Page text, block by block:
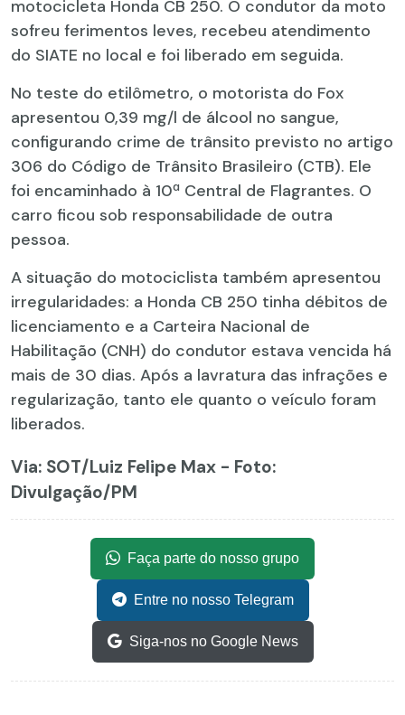
motocicleta Honda CB 250. O condutor da moto
sofreu ferimentos leves, recebeu atendimento
do SIATE no local e foi liberado em seguida.
No teste do etilômetro, o motorista do Fox
apresentou 0,39 mg/l de álcool no sangue,
configurando crime de trânsito previsto no artigo
306 do Código de Trânsito Brasileiro (CTB). Ele
foi encaminhado à 10ª Central de Flagrantes. O
carro ficou sob responsabilidade de outra
pessoa.
A situação do motociclista também apresentou
irregularidades: a Honda CB 250 tinha débitos de
licenciamento e a Carteira Nacional de
Habilitação (CNH) do condutor estava vencida há
mais de 30 dias. Após a lavratura das infrações e
regularização, tanto ele quanto o veículo foram
liberados.
Via: SOT/Luiz Felipe Max - Foto:
Divulgação/PM
Faça parte do nosso grupo
Entre no nosso Telegram
Siga-nos no Google News